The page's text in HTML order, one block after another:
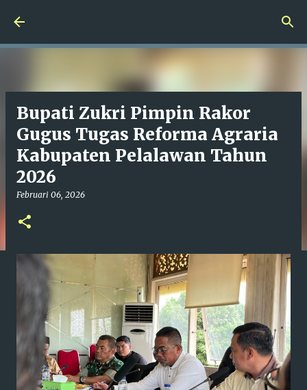
Bupati Zukri Pimpin Rakor
Gugus Tugas Reforma Agraria
Kabupaten Pelalawan Tahun
2026
Februari 06, 2026